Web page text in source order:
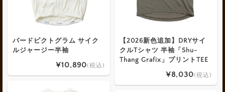
バードピクトグラム サイク
ルジャージー半袖
¥10,890(税込)
【2026新色追加】DRYサイ
クルTシャツ 半袖「Shu-
Thang Grafix」プリントTEE
¥8,030(税込)